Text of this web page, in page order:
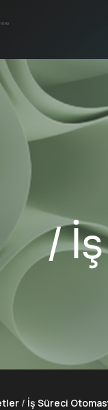
İş Süreci